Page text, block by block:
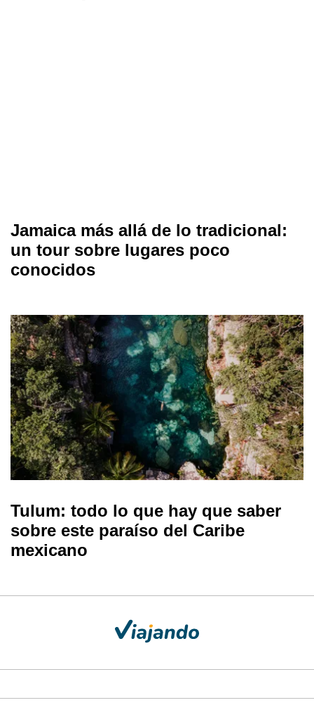
Jamaica más allá de lo tradicional:
un tour sobre lugares poco
conocidos
Tulum: todo lo que hay que saber
sobre este paraíso del Caribe
mexicano